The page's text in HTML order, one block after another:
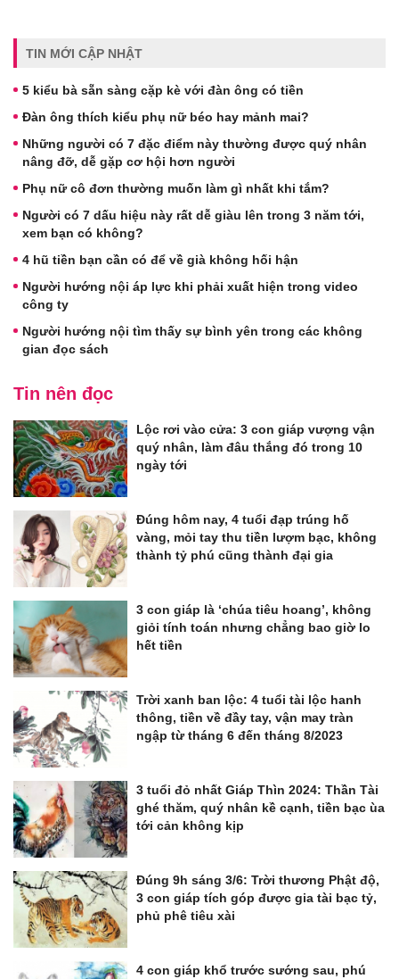
TIN MỚI CẬP NHẬT
5 kiểu bà sẵn sàng cặp kè với đàn ông có tiền
Đàn ông thích kiểu phụ nữ béo hay mảnh mai?
Những người có 7 đặc điểm này thường được quý nhân
nâng đỡ, dễ gặp cơ hội hơn người
Phụ nữ cô đơn thường muốn làm gì nhất khi tắm?
Người có 7 dấu hiệu này rất dễ giàu lên trong 3 năm tới,
xem bạn có không?
4 hũ tiền bạn cần có để về già không hối hận
Người hướng nội áp lực khi phải xuất hiện trong video
công ty
Người hướng nội tìm thấy sự bình yên trong các không
gian đọc sách
Tin nên đọc
Lộc rơi vào cửa: 3 con giáp vượng vận
quý nhân, làm đâu thắng đó trong 10
ngày tới
Đúng hôm nay, 4 tuổi đạp trúng hố
vàng, mỏi tay thu tiền lượm bạc, không
thành tỷ phú cũng thành đại gia
3 con giáp là ‘chúa tiêu hoang’, không
giỏi tính toán nhưng chẳng bao giờ lo
hết tiền
Trời xanh ban lộc: 4 tuổi tài lộc hanh
thông, tiền về đầy tay, vận may tràn
ngập từ tháng 6 đến tháng 8/2023
3 tuổi đỏ nhất Giáp Thìn 2024: Thần Tài
ghé thăm, quý nhân kề cạnh, tiền bạc ùa
tới cản không kịp
Đúng 9h sáng 3/6: Trời thương Phật độ,
3 con giáp tích góp được gia tài bạc tỷ,
phủ phê tiêu xài
4 con giáp khổ trước sướng sau, phú